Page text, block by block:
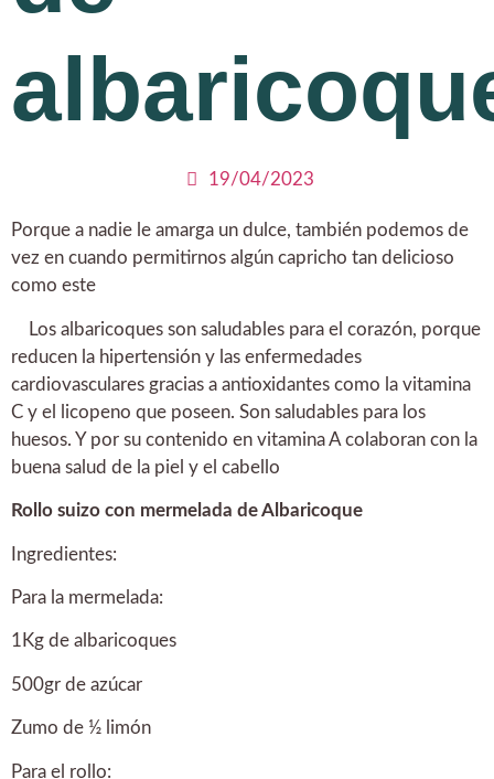
19/04/2023
Porque a nadie le amarga un dulce, también podemos de
vez en cuando permitirnos algún capricho tan delicioso
como este
Los albaricoques son saludables para el corazón, porque
reducen la hipertensión y las enfermedades
cardiovasculares gracias a antioxidantes como la vitamina
C y el licopeno que poseen. Son saludables para los
huesos. Y por su contenido en vitamina A colaboran con la
buena salud de la piel y el cabello
Rollo suizo con mermelada de Albaricoque
Ingredientes:
Para la mermelada:
1Kg de albaricoques
500gr de azúcar
Zumo de ½ limón
Para el rollo: